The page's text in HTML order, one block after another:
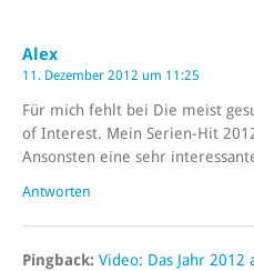
Alex
11. Dezember 2012 um 11:25
Für mich fehlt bei Die meist
of Interest. Mein Serien-Hit
Ansonsten eine sehr
Antworten
Pingback: Video: Das Jahr 2012